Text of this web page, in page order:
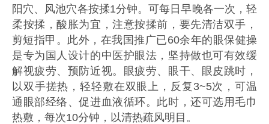
阳穴、风池穴各按揉1分钟。可每日早晚各一次，轻
柔按揉，酸胀为宜，注意按揉前，要先清洁双手，
剪短指甲。此外，在我国推广已60余年的眼保健操
是专为国人设计的中医护眼法，坚持做也可有效缓
解视疲劳、预防近视。眼疲劳、眼干、眼皮跳时，
以双手搓热，轻轻敷在双眼上，反复3~5次，可温
通眼部经络、促进血液循环。此时，还可选用毛巾
热敷，每次10分钟，以清热疏风明目。